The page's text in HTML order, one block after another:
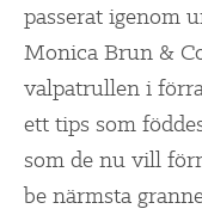
ENAD RÖST
PARTILEDARE
OM FI
passerat igenom
Monica Brun &
valpatrullen i
ett tips som
som de nu vill
be närmsta